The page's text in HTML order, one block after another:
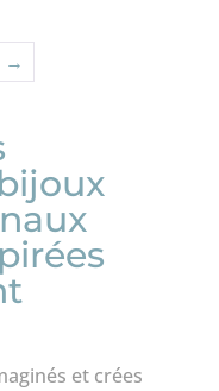
→
et crées